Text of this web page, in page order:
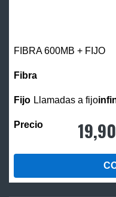
FIBRA 600MB + FIJO
Llamadas a fijo
19,90